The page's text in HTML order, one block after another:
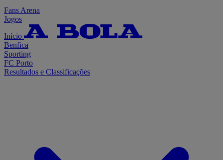
Fans Arena
Jogos
Início
Benfica
Sporting
FC Porto
Resultados e Classificações